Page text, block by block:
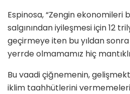
Espinosa, “Zengin ekonomileri
salgınından iyileşmesi için 12
geçirmeye iten bu yıldan
yerrde olmamamız hiç
Bu vaadi çiğnemenin,
iklim taahhütlerini